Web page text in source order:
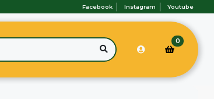
Facebook Instagram Youtube
0